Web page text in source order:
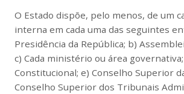
O Estado dispõe, pelo menos, de um
interna em cada uma das seguintes
Presidência da República; b)
c) Cada ministério ou área
Constitucional; e) Conselho Superior
Conselho Superior dos Tribunais